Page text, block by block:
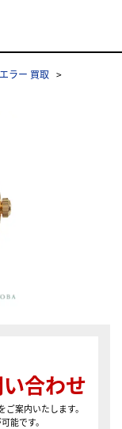
ラー 買取
合わせ
案内いたします。
能です。